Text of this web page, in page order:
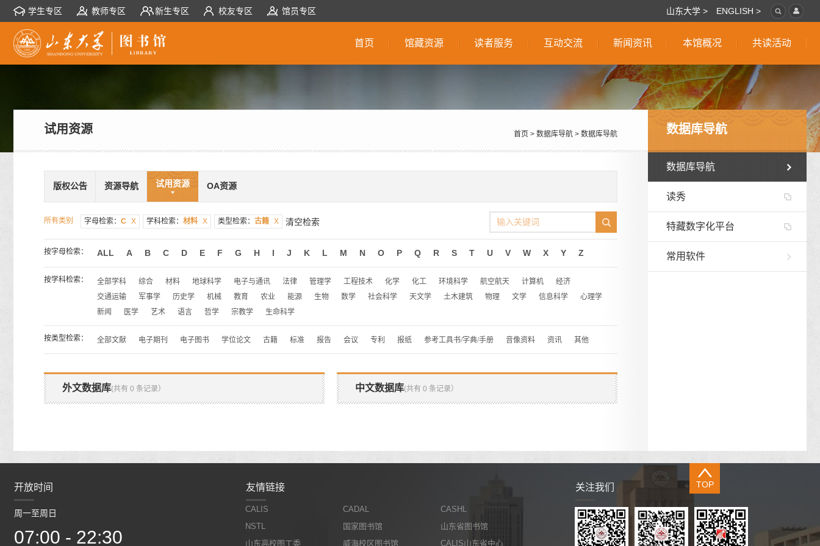
学生专区 教师专区 新生专区 校友专区 馆员专区 山东大学 > ENGLISH >
首页 馆藏资源 读者服务 互动交流 新闻资讯 本馆概况 共读活动
数据库导航
数据库导航
读秀
特藏数字化平台
常用软件
试用资源 首页 > 数据库导航 > 数据库导航
版权公告 资源导航 试用资源 OA资源
所有类别 字母检索： C X 学科检索： 材料 X 类型检索： 古籍 X 清空检索
按字母检索： ALL A B C D E F G H I J K L M N O P Q R S T U V W X Y Z
按学科检索： 全部学科 综合 材料 地球科学 电子与通讯 法律 管理学 工程技术 化学 化工 环境科学 航空航天 计算机
经济
交通运输
军事学 历史学 机械 教育 农业 能源 生物 数学 社会科学 天文学 土木建筑 物理 文学 信息科学
心理学
新闻
医学 艺术 语言 哲学 宗教学 生命科学
按类型检索： 全部文献 电子期刊 电子图书 学位论文 古籍 标准 报告 会议 专利 报纸 参考工具书/字典/手册 音像资料 资讯 其他
外文数据库(共有 0 条记录） 中文数据库(共有 0 条记录）
TOP
开放时间
周一至周日
07:00 - 22:30 07:00 - 22:30
友情链接
CALIS CADAL
CASHL
NSTL
国家图书馆
山东省图书馆
山东高校图工委
威海校区图书馆 CALIS山东省中心
关注我们